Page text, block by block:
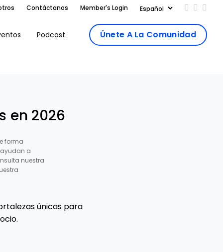
Contáctanos Member's Login Add us
Follow
Podcast Únete A La Comunidad
en 2026
forma
a
nuestra
únicas para